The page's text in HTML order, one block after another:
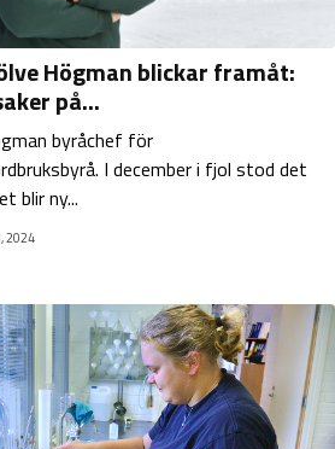
Högman blickar framåt:
på...
byråchef för
I december i fjol stod det
blir ny...
2024